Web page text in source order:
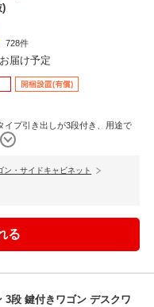
)
728件
届け予定
イプ引き出しが3段付き、用途で
ン・サイドキャビネット
3段 鍵付きワゴン デスクワ